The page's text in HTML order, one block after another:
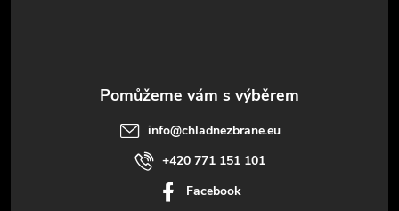
info@chladnezbrane.eu
+420 771 151 101
Facebook